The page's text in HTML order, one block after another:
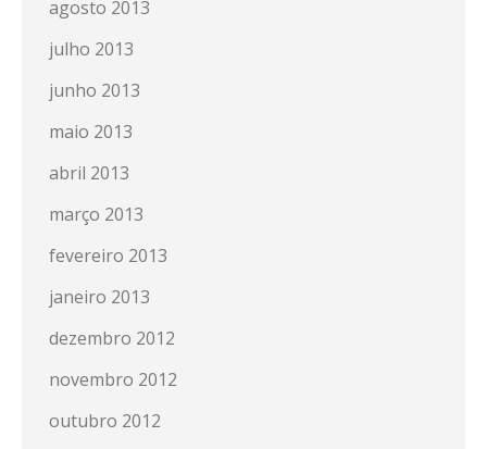
agosto 2013
julho 2013
junho 2013
maio 2013
abril 2013
março 2013
fevereiro 2013
janeiro 2013
dezembro 2012
novembro 2012
outubro 2012